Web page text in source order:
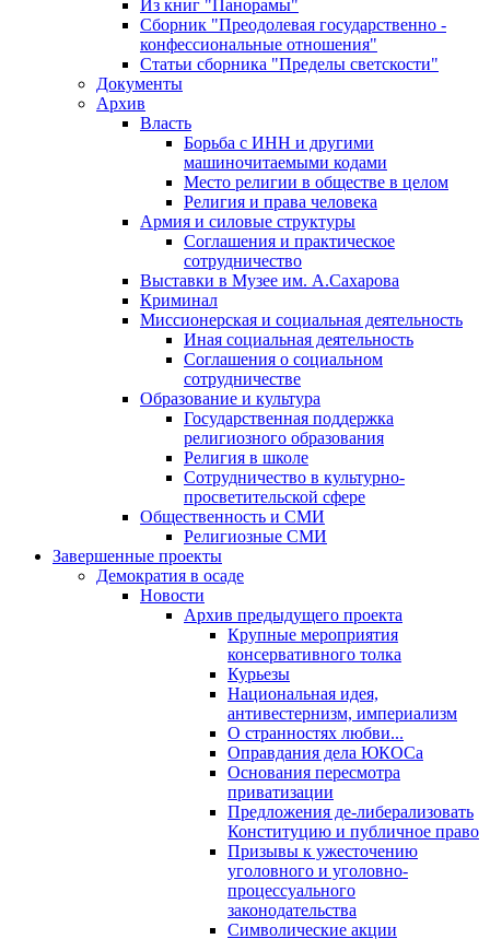
Из книг "Панорамы"
Сборник "Преодолевая государственно -
конфессиональные отношения"
Статьи сборника "Пределы светскости"
Документы
Архив
Власть
Борьба с ИНН и другими
машиночитаемыми кодами
Место религии в обществе в целом
Религия и права человека
Армия и силовые структуры
Соглашения и практическое
сотрудничество
Выставки в Музее им. А.Сахарова
Криминал
Миссионерская и социальная деятельность
Иная социальная деятельность
Соглашения о социальном
сотрудничестве
Образование и культура
Государственная поддержка
религиозного образования
Религия в школе
Сотрудничество в культурно-
просветительской сфере
Общественность и СМИ
Религиозные СМИ
Завершенные проекты
Демократия в осаде
Новости
Архив предыдущего проекта
Крупные мероприятия
консервативного толка
Курьезы
Национальная идея,
антивестернизм, империализм
О странностях любви...
Оправдания дела ЮКОСа
Основания пересмотра
приватизации
Предложения де-либерализовать
Конституцию и публичное право
Призывы к ужесточению
уголовного и уголовно-
процессуального
законодательства
Символические акции